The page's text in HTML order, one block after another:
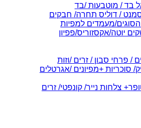
אל בד / מוטבעות /בד
/ דוליס תחרה/ חבקים
הסוגים/מעמדים למפיות
יוטה/אקסזוריס/פפיון
/ פרחי סבון / זרים /וזות
סוכריות +מפיונים /אגרטלים
צלחות נייר/ קונפטי/ זרים